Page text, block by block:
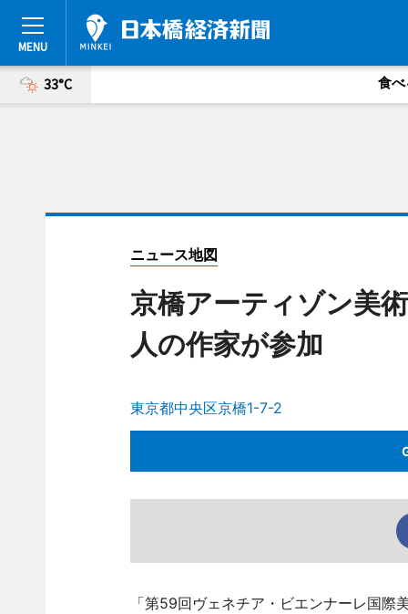
33°C 食べ
ニュース地図
京橋アーティゾン美
人の作家が参加
東京都中央区京橋1-7-2
「第59回ヴェネチア・ビエンナーレ国